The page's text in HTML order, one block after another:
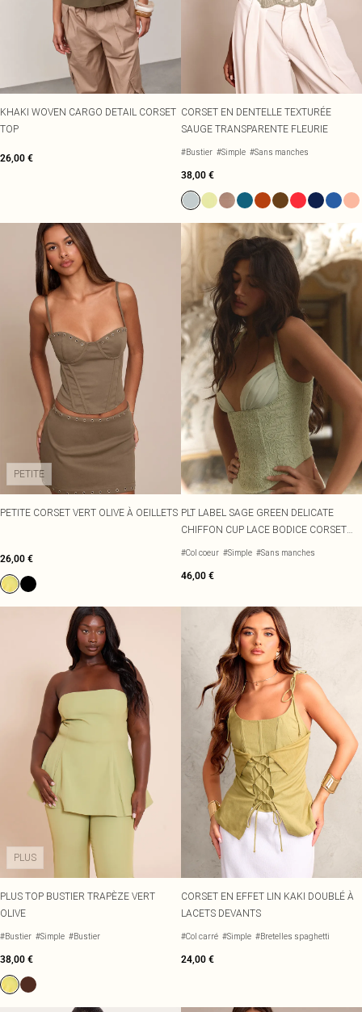
KHAKI WOVEN CARGO DETAIL CORSET
TOP
26,00 €
CORSET EN DENTELLE TEXTURÉE
SAUGE TRANSPARENTE FLEURIE
#Bustier #Simple #Sans manches
38,00 €
PETITE
PETITE CORSET VERT OLIVE À OEILLETS
26,00 €
PLT LABEL SAGE GREEN DELICATE
CHIFFON CUP LACE BODICE CORSET
CO-ORD
#Col coeur #Simple #Sans manches
46,00 €
PLUS
PLUS TOP BUSTIER TRAPÈZE VERT
OLIVE
#Bustier #Simple #Bustier
38,00 €
CORSET EN EFFET LIN KAKI DOUBLÉ À
LACETS DEVANTS
#Col carré #Simple #Bretelles spaghetti
24,00 €